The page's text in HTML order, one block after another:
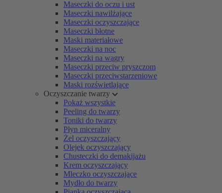
Maseczki do oczu i ust
Maseczki nawilżające
Maseczki oczyszczające
Maseczki błotne
Maski materiałowe
Maseczki na noc
Maseczki na wągry
Maseczki przeciw pryszczom
Maseczki przeciwstarzeniowe
Maski rozświetlające
Oczyszczanie twarzy
Pokaż wszystkie
Peeling do twarzy
Toniki do twarzy
Płyn miceralny
Żel oczyszczający
Olejek oczyszczający
Chusteczki do demakijażu
Krem oczyszczający
Mleczko oczyszczające
Mydło do twarzy